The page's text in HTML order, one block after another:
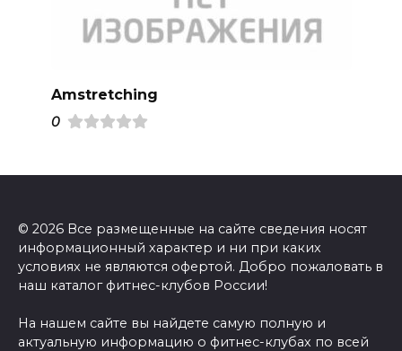
Amstretching
0
© 2026 Все размещенные на сайте сведения носят
информационный характер и ни при каких
условиях не являются офертой. Добро пожаловать в
наш каталог фитнес-клубов России!
На нашем сайте вы найдете самую полную и
актуальную информацию о фитнес-клубах по всей